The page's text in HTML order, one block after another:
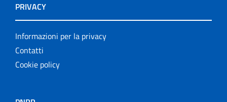
PRIVACY
Informazioni per la privacy
Contatti
Cookie policy